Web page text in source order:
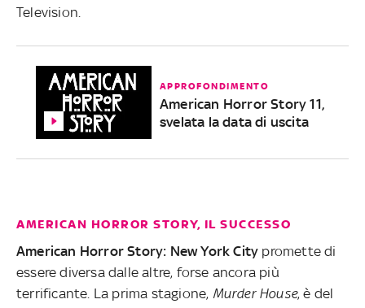
Television.
APPROFONDIMENTO
American Horror Story 11,
svelata la data di uscita
AMERICAN HORROR STORY, IL SUCCESSO
American Horror Story: New York City promette di
essere diversa dalle altre, forse ancora più
terrificante. La prima stagione, Murder House, è del